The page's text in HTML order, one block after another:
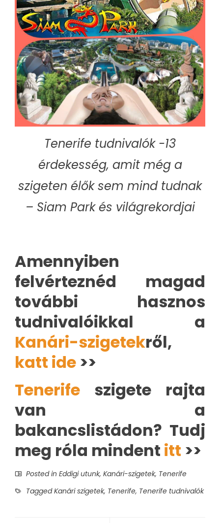
Tenerife tudnivalók -13
érdekesség, amit még a
szigeten élők sem mind tudnak
– Siam Park és világrekordjai
Amennyiben
felvérteznéd magad
további hasznos
tudnivalóikkal a
Kanári-szigetekről,
katt ide >>
Tenerife szigete rajta
van a
bakancslistádon? Tudj
meg róla mindent itt >>
Posted in Eddigi utunk, Kanári-szigetek, Tenerife
TaggedKanári szigetek, Tenerife, Tenerife tudnivalók